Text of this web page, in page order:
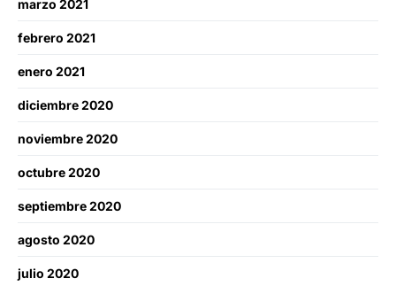
marzo 2021
febrero 2021
enero 2021
diciembre 2020
noviembre 2020
octubre 2020
septiembre 2020
agosto 2020
julio 2020